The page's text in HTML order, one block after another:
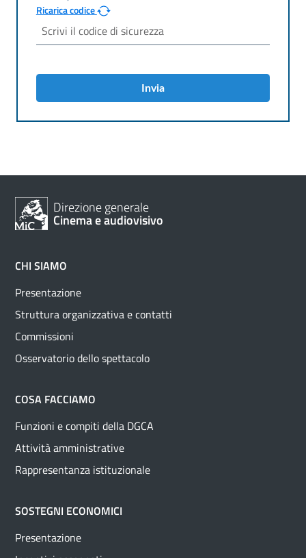
Ricarica codice
Invia
Direzione generale
Cinema e audiovisivo
CHI SIAMO
Presentazione
Struttura organizzativa e contatti
Commissioni
Osservatorio dello spettacolo
COSA FACCIAMO
Funzioni e compiti della DGCA
Attività amministrative
Rappresentanza istituzionale
SOSTEGNI ECONOMICI
Presentazione